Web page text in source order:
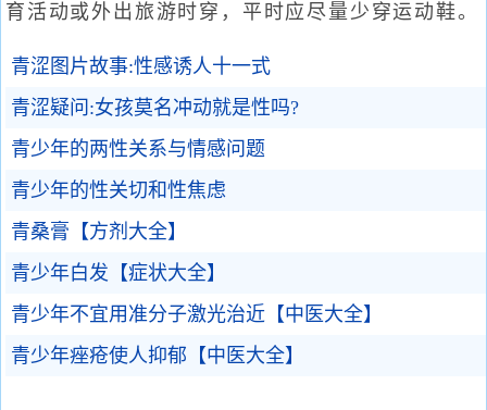
育活动或外出旅游时穿，平时应尽量少穿运动鞋。
青涩图片故事:性感诱人十一式
青涩疑问:女孩莫名冲动就是性吗?
青少年的两性关系与情感问题
青少年的性关切和性焦虑
青桑膏【方剂大全】
青少年白发【症状大全】
青少年不宜用准分子激光治近【中医大全】
青少年痤疮使人抑郁【中医大全】